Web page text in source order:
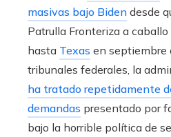
masivas bajo Biden desde
Patrulla Fronteriza a
hasta Texas en septiembre
tribunales federales, la
ha tratado repetidamente
demandas presentado por
bajo la horrible política de